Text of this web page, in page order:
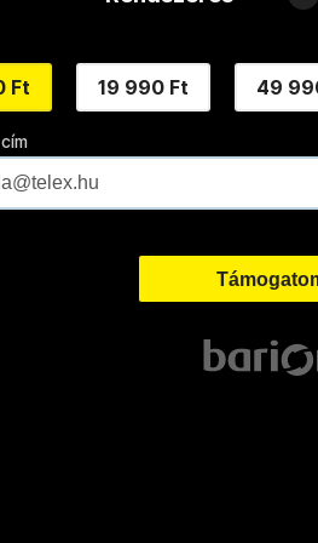
Ft 19 990 Ft 49